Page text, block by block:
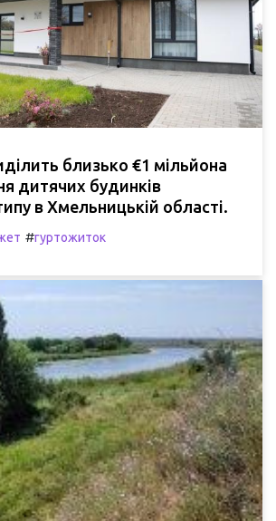
близько €1 мільйона
дитячих будинків
в Хмельницькій області.
#гуртожиток